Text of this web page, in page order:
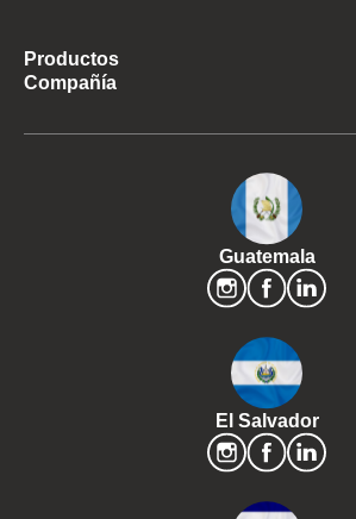
Productos
Compañía
Guatemala
El Salvador